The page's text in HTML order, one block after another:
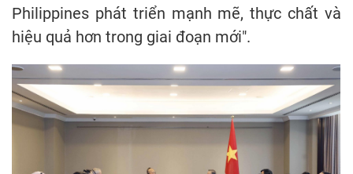
Philippines phát triển mạnh mẽ, thực chất và
hiệu quả hơn trong giai đoạn mới".